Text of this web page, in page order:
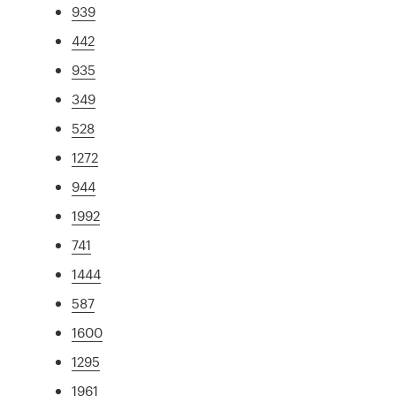
939
442
935
349
528
1272
944
1992
741
1444
587
1600
1295
1961